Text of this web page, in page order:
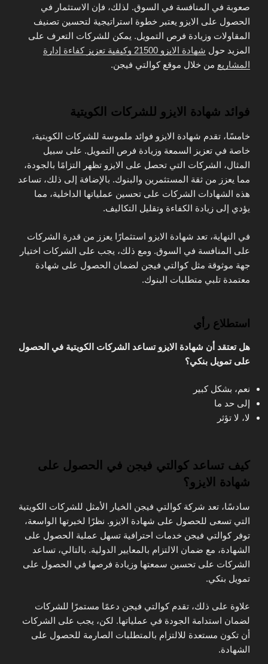
صعوبة في المنافسة في السوق. لذلك، فإن الاستثمار في
الحصول على الايزو يعتبر خطوة استراتيجية لتحسين تصنيف
المقاولات وزيادة فرص التمويل. يمكن للشركات التعرف على
المزيد حول
شهادة الايزو 21500 وكيفية تعزيز كفاءة إدارة
المشاريع من خلال موقع كوالتي فيجن.
فوائد شهادة الايزو للشركات الكويتية
خامسًا، تقدم شهادة الايزو فوائد ملموسة للشركات الكويتية،
خاصة في تعزيز السمعة وزيادة فرص التمويل. على سبيل
المثال، الشركات التي تحصل على الايزو تظهر التزامًا بالجودة،
مما يعزز من ثقة المستثمرين والبنوك. بالإضافة إلى ذلك، تساعد
هذه الشهادات الشركات على تحسين عملياتها الداخلية، مما
يؤدي إلى زيادة الكفاءة وتقليل التكاليف.
في النهاية، تعد شهادة الايزو استثمارًا يعزز من قدرة الشركات
على المنافسة في السوق. ومع ذلك، يجب على الشركات اختيار
جهة موثوقة مثل كوالتي فيجن لضمان الحصول على شهادة
معتمدة تلبي متطلبات البنوك.
استطلاع رأي
هل تعتقد أن شهادة الايزو تساعد الشركات الكويتية في الحصول
على تمويل بنكي؟
نعم، بشكل كبير
إلى حد ما
لا، لا تؤثر
كيف تساعد كوالتي فيجن في الحصول على
شهادة الايزو؟
سادسًا، تعد شركة كوالتي فيجن الخيار الأمثل للشركات الكويتية
التي تسعى للحصول على شهادة الايزو. نظرًا لخبرتها الواسعة،
توفر كوالتي فيجن خدمات احترافية تسهل عملية الحصول على
الشهادة، مع ضمان الالتزام بالمعايير الدولية. بالتالي، تساعد
الشركات على تحسين سمعتها وزيادة فرصها في الحصول على
تمويل بنكي.
علاوة على ذلك، تقدم كوالتي فيجن دعمًا مستمرًا للشركات
لضمان استدامة الجودة في عملياتها. لكن، يجب على الشركات
أن تكون مستعدة للالتزام بالمتطلبات الصارمة للحصول على
الشهادة.